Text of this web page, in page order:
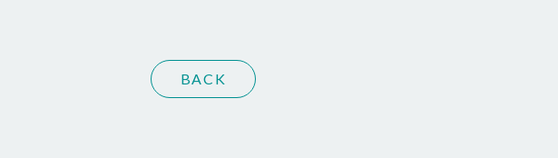
BACK